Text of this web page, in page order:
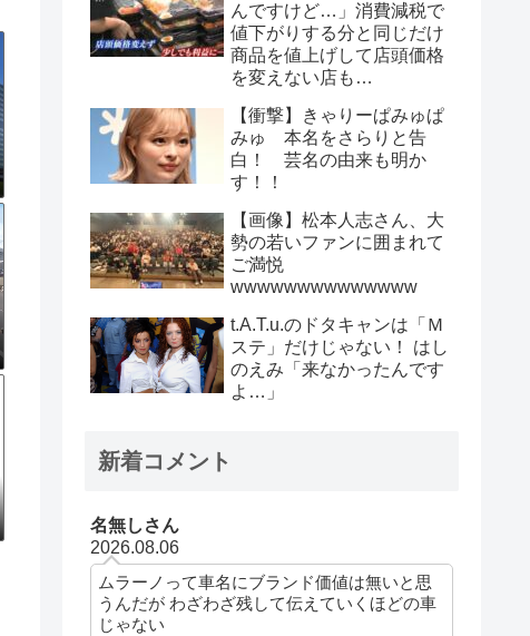
んですけど…」消費減税で
値下がりする分と同じだけ
商品を値上げして店頭価格
を変えない店も…
【衝撃】きゃりーぱみゅぱ
みゅ 本名をさらりと告
白！ 芸名の由来も明か
す！！
【画像】松本人志さん、大
勢の若いファンに囲まれて
ご満悦
wwwwwwwwwwwwww
t.A.T.u.のドタキャンは「Ｍ
ステ」だけじゃない！ はし
のえみ「来なかったんです
よ…」
新着コメント
名無しさん
2026.08.06
ムラーノって車名にブランド価値は無いと思
うんだが わざわざ残して伝えていくほどの車
じゃない